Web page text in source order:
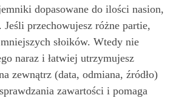
dopasowane do ilości nasion,
przechowujesz różne partie,
słoików. Wtedy nie
naraz i łatwiej utrzymujesz
zewnątrz (data, odmiana, źródło)
zawartości i pomaga